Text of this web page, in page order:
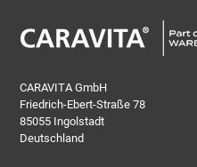
CARAVITA GmbH
Friedrich-Ebert-Straße 78
85055 Ingolstadt
Deutschland